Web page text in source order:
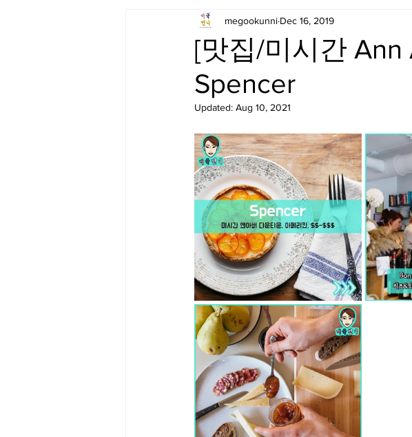
Arlington-맛집/여행지 Arlington-맛집/여행지
Badlands-맛집/여행지 Baltimore-맛집/여행지
Big Bend-맛집/여행지 Bloomfield-맛집/여행지
Boston-맛집/여행지 Boulder City-맛집/여행지
Bronx-맛집/여행지 Bryce Canyon-맛집/여행지
Cambridge-맛집/여행지 Campton-맛집/여행지
Centerport-맛집/여행지
[맛집/미시간
Spencer
megookunni Dec 16, 2019
Updated: Aug 10, 2021